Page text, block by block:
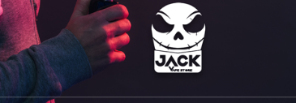
CATEGORÍAS
NOVEDADES